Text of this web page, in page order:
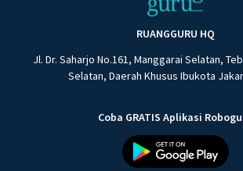
RUANGGURU HQ
Jl. Dr. Saharjo No.161, Manggarai Selatan,
Selatan, Daerah Khusus Ibukota
Coba GRATIS Aplikasi